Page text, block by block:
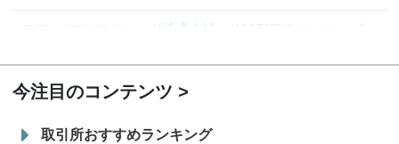
7/29
SBI VCトレード株式会社
信託型円建てステーブル
今注目のコンテンツ
取引所おすすめランキング